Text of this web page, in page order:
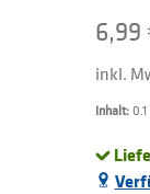
6,99
inkl.
Inhalt: